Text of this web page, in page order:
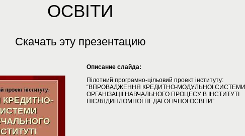
ОСВІТИ
Скачать эту презентацию
Описание слайда:
Пілотний програмно-цільовий проект інституту:
“ВПРОВАДЖЕННЯ КРЕДИТНО-МОДУЛЬНОЇ СИСТЕМИ
ОРГАНІЗАЦІЇ НАВЧАЛЬНОГО ПРОЦЕСУ В ІНСТИТУТІ
ПІСЛЯДИПЛОМНОЇ ПЕДАГОГІЧНОЇ ОСВІТИ”